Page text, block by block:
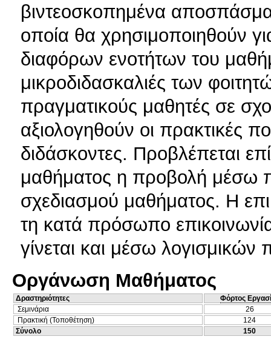
βιντεοσκοπημένα
οποία θα χρησιμοποιηθούν
διαφόρων ενοτήτων του
μικροδιδασκαλιές των
πραγματικούς μαθητές σε
αξιολογηθούν οι πρακτικές
διδάσκοντες. Προβλέπεται
μαθήματος η προβολή μέσω
σχεδιασμού μαθήματος. Η
τη κατά πρόσωπο
γίνεται και μέσω
Οργάνωση Μαθήματος
Δραστηριότητες
Φόρτος
Σεμινάρια
26
Πρακτική (Τοποθέτηση)
124
Σύνολο
150